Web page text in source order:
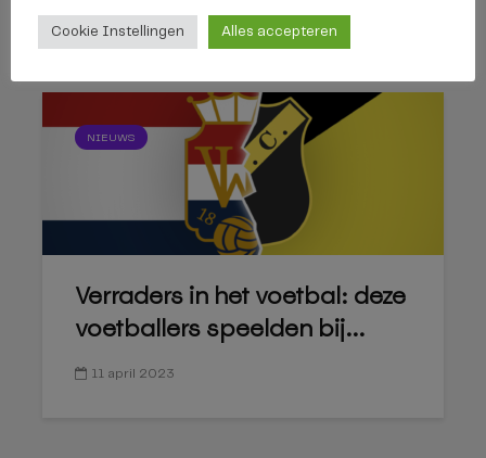
13 april 2023
NIEUWS
Verraders in het voetbal: deze
voetballers speelden bij...
11 april 2023
Cookie Instellingen Alles accepteren